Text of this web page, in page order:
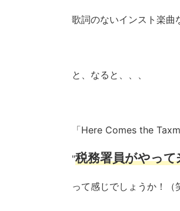
歌詞のないインスト楽曲
と、なると、、、
「Here Comes the
"税務署員がやっ
って感じでしょうか！（